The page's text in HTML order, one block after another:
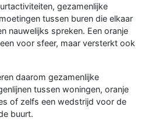
gezamenlijke
tussen buren die elkaar
nauwelijks spreken. Een oranje
voor sfeer, maar versterkt ook
daarom gezamenlijke
tussen woningen, oranje
of zelfs een wedstrijd voor de
buurt.